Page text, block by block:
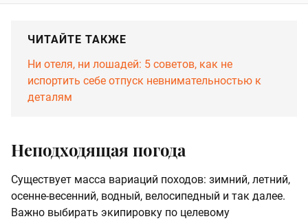
ЧИТАЙТЕ ТАКЖЕ
Ни отеля, ни лошадей: 5 советов, как не
испортить себе отпуск невнимательностью к
деталям
Неподходящая погода
Существует масса вариаций походов: зимний, летний,
осенне-весенний, водный, велосипедный и так далее.
Важно выбирать экипировку по целевому